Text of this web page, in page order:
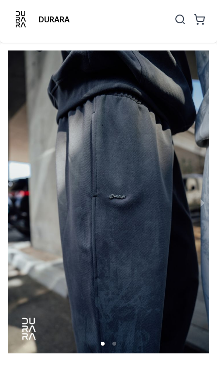
DURARA